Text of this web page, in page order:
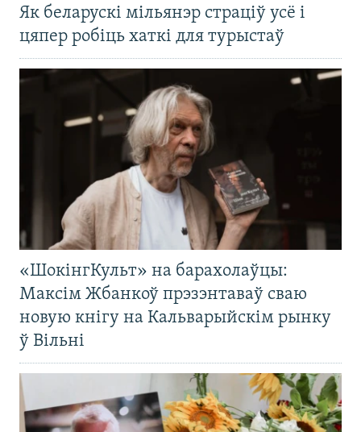
Як беларускі мільянэр страціў усё і
цяпер робіць хаткі для турыстаў
«ШокінгКульт» на барахолаўцы:
Максім Жбанкоў прэзэнтаваў сваю
новую кнігу на Кальварыйскім рынку
ў Вільні